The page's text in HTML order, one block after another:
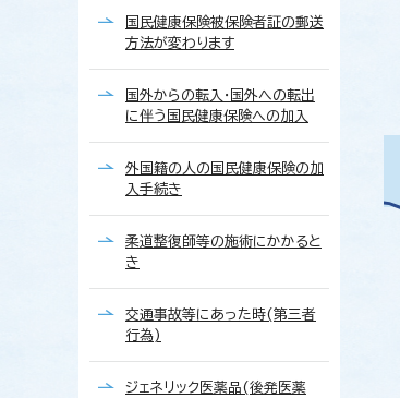
国民健康保険被保険者証の郵送
方法が変わります
国外からの転入・国外への転出
に伴う国民健康保険への加入
外国籍の人の国民健康保険の加
入手続き
柔道整復師等の施術にかかると
き
交通事故等にあった時(第三者
行為)
ジェネリック医薬品(後発医薬